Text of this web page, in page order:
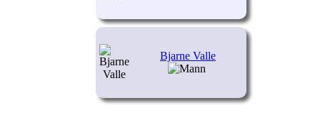
Bjarne Valle